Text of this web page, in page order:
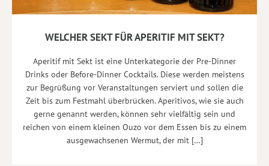
WELCHER SEKT FÜR APERITIF MIT SEKT?
Aperitif mit Sekt ist eine Unterkategorie der Pre-Dinner
Drinks oder Before-Dinner Cocktails. Diese werden meistens
zur Begrüßung vor Veranstaltungen serviert und sollen die
Zeit bis zum Festmahl überbrücken. Aperitivos, wie sie auch
gerne genannt werden, können sehr vielfältig sein und
reichen von einem kleinen Ouzo vor dem Essen bis zu einem
ausgewachsenen Wermut, der mit […]